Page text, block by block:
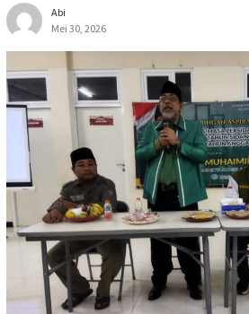
Abi
Mei 30, 2026